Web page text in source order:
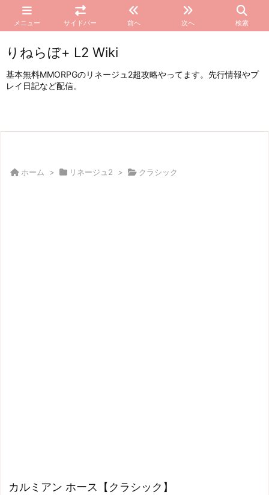
メニュー サイドバー 前へ 次へ 検索
りねらぼ+ L2 Wiki
基本無料MMORPGのリネージュ2超攻略やってます。先行情報やプ
レイ日記など配信。
ホーム > リネージュ2 > クラシック
カルミアン ホース【クラシック】